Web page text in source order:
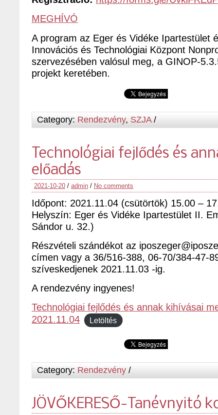
MEGHÍVÓ
A program az Eger és Vidéke Ipartestület
Innovációs és Technológiai Központ
szervezésében valósul meg, a GINOP-
projekt keretében.
Category: Rendezvény, SZJA/
Technológiai fejlődés és
előadás
2021-10-20 / admin / No comments
Időpont: 2021.11.04 (csütörtök) 15.00 –
Helyszín: Eger és Vidéke Ipartestület II.
Sándor u. 32.)
Részvételi szándékot az
címen vagy a 36/516-388, 06-70/384-47-
szíveskedjenek 2021.11.03 -ig.
A rendezvény ingyenes!
Technológiai fejlődés és annak kihívásai
2021.11.04
Letöltés
Category: Rendezvény /
JÖVŐKERESŐ-Tanévnyitó